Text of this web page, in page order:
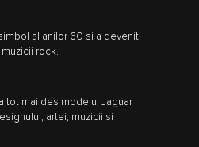
al anilor 60 si a devenit
rock.
tot mai des modelul Jaguar
artei, muzicii si